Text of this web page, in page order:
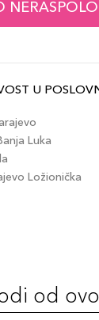
U
Luka
Ložionička
od